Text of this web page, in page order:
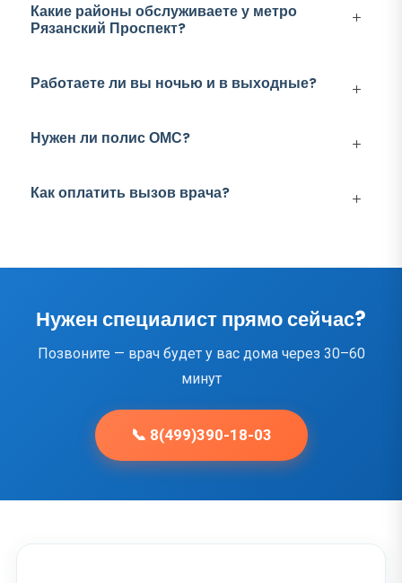
Какие районы обслуживаете у метро
Рязанский Проспект?
Работаете ли вы ночью и в выходные?
Нужен ли полис ОМС?
Как оплатить вызов врача?
Нужен специалист прямо сейчас?
Позвоните — врач будет у вас дома через 30–60
минут
📞 8(499)390-18-03